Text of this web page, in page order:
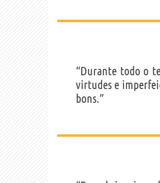
“Durante todo o
virtudes e
bons.”